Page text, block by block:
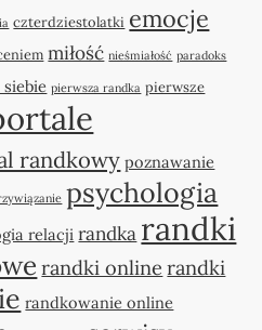
czterdziestolatki emocje
miłość nieśmiałość paradoks
pierwsza randka pierwsze
randkowy poznawanie
psychologia
relacji randka randki
randki online randki
randkowanie online